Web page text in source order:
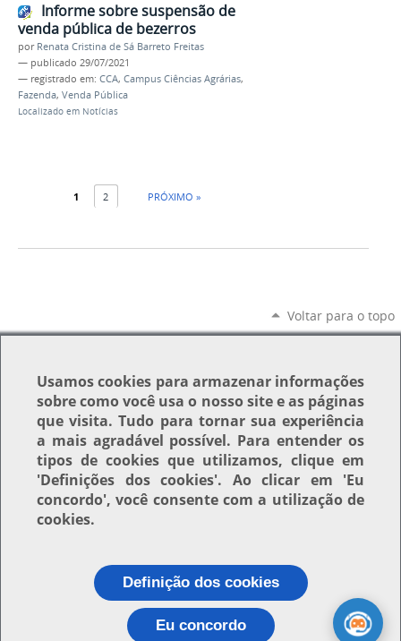
Informe sobre suspensão de
venda pública de bezerros
por Renata Cristina de Sá Barreto Freitas
— publicado 29/07/2021
— registrado em: CCA, Campus Ciências Agrárias,
Fazenda, Venda Pública
Localizado em Notícias
1 2 PRÓXIMO »
Voltar para o topo
Usamoscookies para armazenar informações
sobre como você usa o nosso site e as páginas
que visita. Tudo para tornar sua experiência
a mais agradável possível. Para entender os
tipos de cookies que utilizamos, clique em
'Definições dos cookies'. Ao clicar em 'Eu
concordo', você consente com a utilização de
cookies.